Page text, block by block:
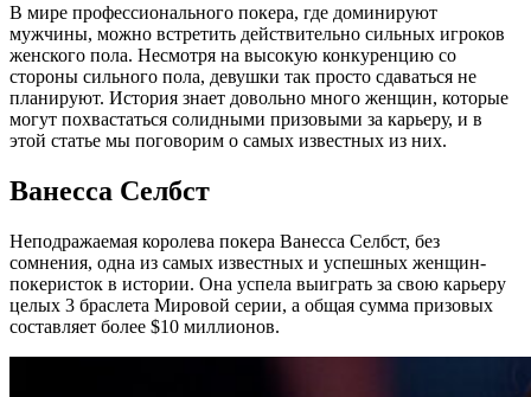
В мире профессионального покера, где доминируют
мужчины, можно встретить действительно сильных игроков
женского пола. Несмотря на высокую конкуренцию со
стороны сильного пола, девушки так просто сдаваться не
планируют. История знает довольно много женщин, которые
могут похвастаться солидными призовыми за карьеру, и в
этой статье мы поговорим о самых известных из них.
Ванесса Селбст
Неподражаемая королева покера Ванесса Селбст, без
сомнения, одна из самых известных и успешных женщин-
покеристок в истории. Она успела выиграть за свою карьеру
целых 3 браслета Мировой серии, а общая сумма призовых
составляет более $10 миллионов.